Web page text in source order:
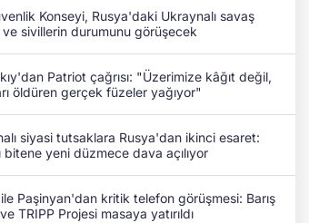
Konseyi, Rusya'daki Ukraynalı savaş
ve sivillerin durumunu görüşecek
Patriot çağrısı: "Üzerimize kâğıt değil,
öldüren gerçek füzeler yağıyor"
siyasi tutsaklara Rusya'dan ikinci esaret:
bitene yeni düzmece dava açılıyor
Paşinyan'dan kritik telefon görüşmesi: Barış
TRIPP Projesi masaya yatırıldı